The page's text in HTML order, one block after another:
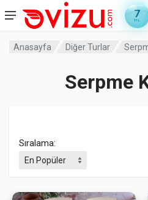
7
YIL
Anasayfa Diğer Turlar
Serpme
Sıralama: